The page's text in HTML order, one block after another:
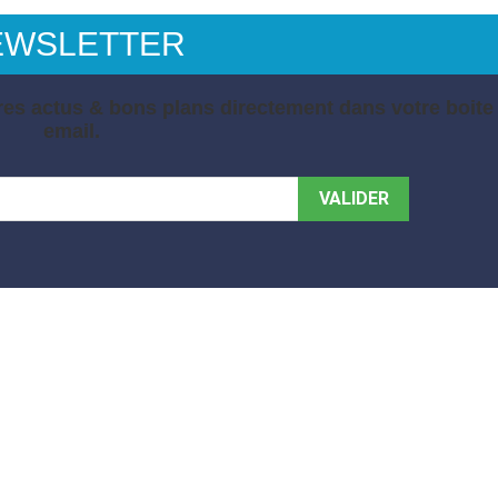
actus & bons plans directement dans votre boite
email.